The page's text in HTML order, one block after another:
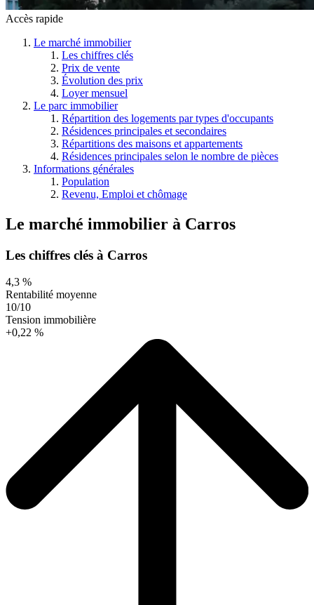
Accès rapide
Le marché immobilier
Les chiffres clés
Prix de vente
Évolution des prix
Loyer mensuel
Le parc immobilier
Répartition des logements par types d'occupants
Résidences principales et secondaires
Répartitions des maisons et appartements
Résidences principales selon le nombre de pièces
Informations générales
Population
Revenu, Emploi et chômage
Le marché immobilier à Carros
Les chiffres clés à Carros
4,3 %
Rentabilité moyenne
10/10
Tension immobilière
+0,22 %